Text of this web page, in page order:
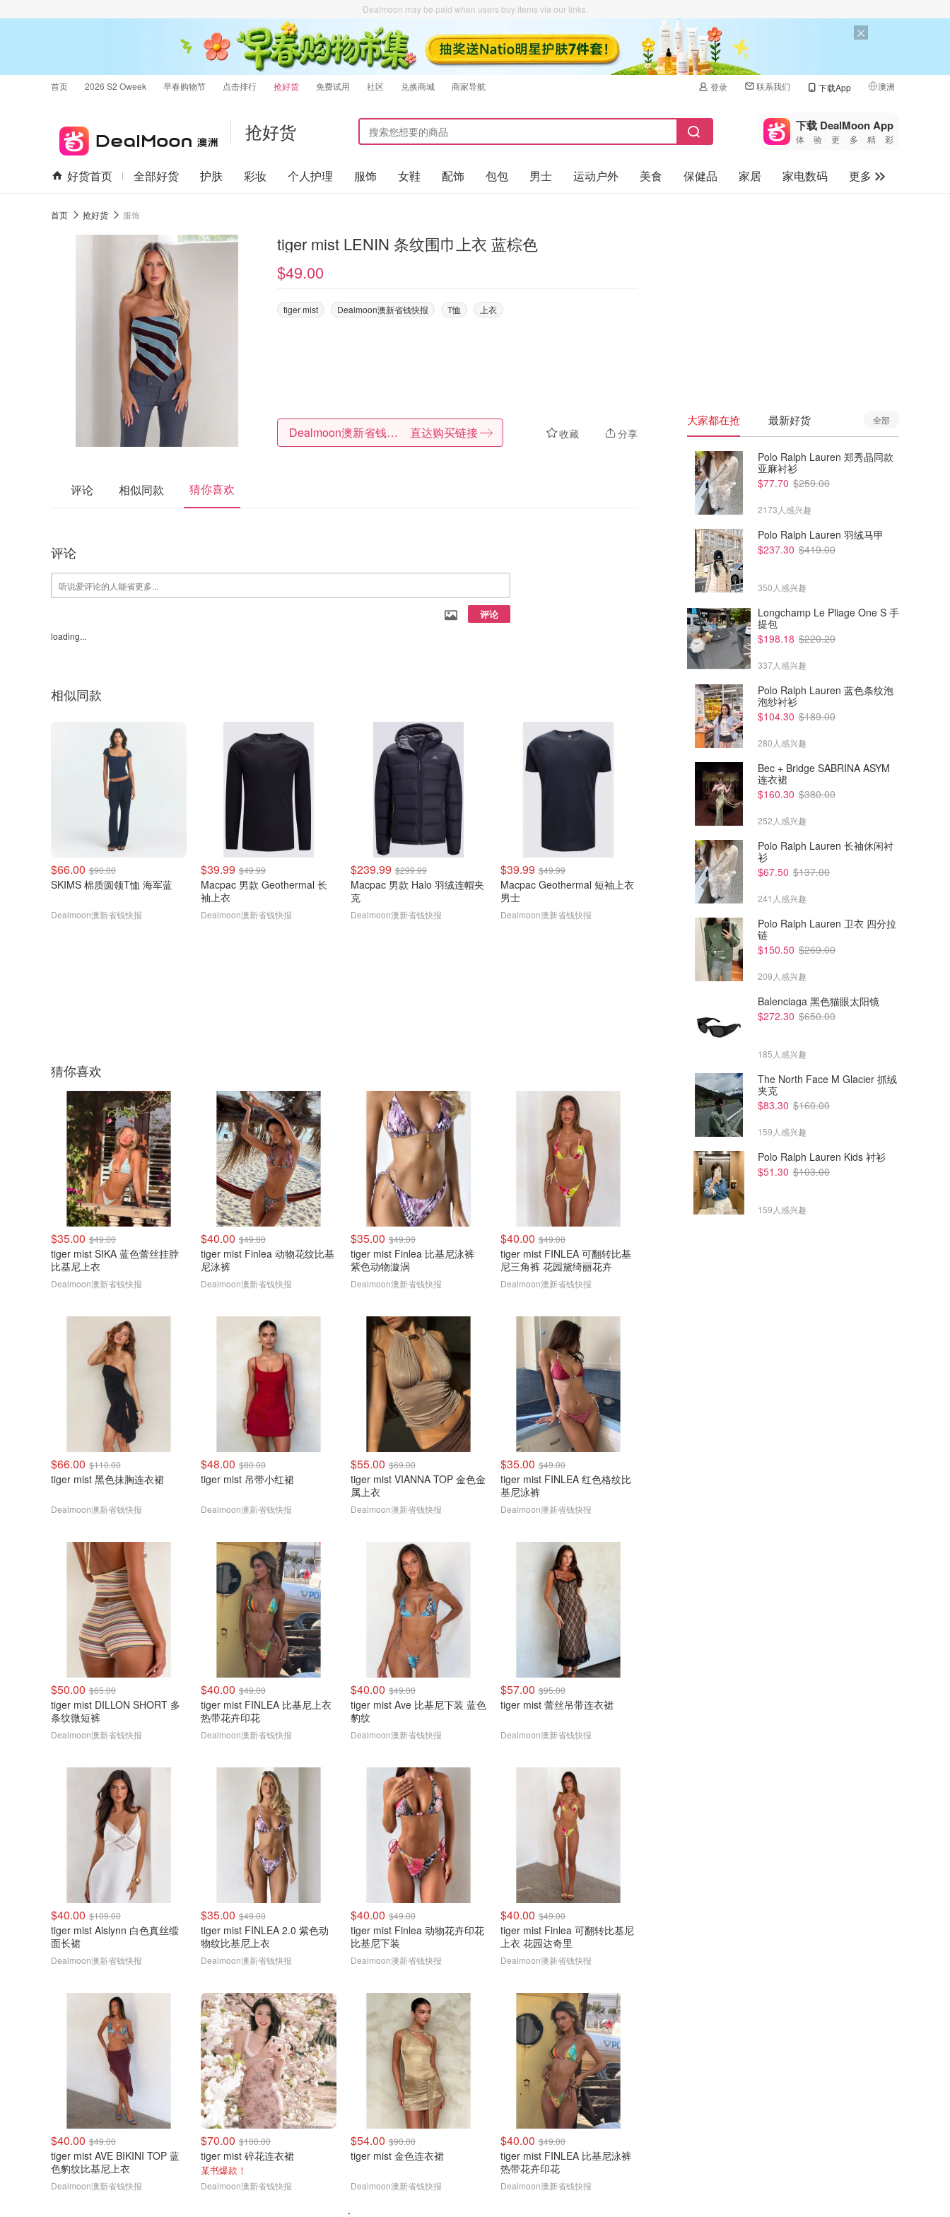
Dealmoon may be paid when users buy items via our links.
首页 2026 S2 Oweek 早春购物节 点击排行 抢好货 免费试用 社区 兑换商城 商家导航 登录 联系我们 下载App 澳洲
🇺🇸
🇨🇳 中国
🇨🇦加拿大
抢好货 下载 DealMoon App
体验更多精彩
好货首页 全部好货 护肤 彩妆 个人护理 服饰 女鞋 配饰 包包 男士 运动户外 美食 保健品 家居 家电数码
更多
首页 抢好货 服饰
tiger mist LENIN 条纹围巾上衣 蓝棕色
$49.00
tiger mist Dealmoon澳新省钱快报 T恤 上衣
收藏 分享
Dealmoon澳新省钱快报 直达购买链接
评论 相似同款 猜你喜欢
评论
评论
loading...
相似同款
$66.00 $90.00
SKIMS 棉质圆领T恤 海军蓝
Dealmoon澳新省钱快报
$39.99 $49.99
Macpac 男款 Geothermal 长
袖上衣
Dealmoon澳新省钱快报
$239.99 $299.99
Macpac 男款 Halo 羽绒连帽夹
克
Dealmoon澳新省钱快报
$39.99 $49.99
Macpac Geothermal 短袖上衣
男士
Dealmoon澳新省钱快报
$69.99
Macpac Eva 短袖T恤 女款
$63.99
猜你喜欢
$35.00 $49.00
tiger mist SIKA 蓝色蕾丝挂脖
比基尼上衣
Dealmoon澳新省钱快报
$40.00 $49.00
tiger mist Finlea 动物花纹比基
尼泳裤
Dealmoon澳新省钱快报
$35.00 $49.00
tiger mist Finlea 比基尼泳裤
紫色动物漩涡
Dealmoon澳新省钱快报
$40.00 $49.00
tiger mist FINLEA 可翻转比基
尼三角裤 花园黛绮丽花卉
Dealmoon澳新省钱快报
$66.00 $110.00
tiger mist 黑色抹胸连衣裙
Dealmoon澳新省钱快报
$48.00 $80.00
tiger mist 吊带小红裙
Dealmoon澳新省钱快报
$55.00 $69.00
tiger mist VIANNA TOP 金色金
属上衣
Dealmoon澳新省钱快报
$35.00 $49.00
tiger mist FINLEA 红色格纹比
基尼泳裤
Dealmoon澳新省钱快报
$50.00 $65.00
tiger mist DILLON SHORT 多
条纹微短裤
Dealmoon澳新省钱快报
$40.00 $49.00
tiger mist FINLEA 比基尼上衣
热带花卉印花
Dealmoon澳新省钱快报
$40.00 $49.00
tiger mist Ave 比基尼下装 蓝色
豹纹
Dealmoon澳新省钱快报
$57.00 $95.00
tiger mist 蕾丝吊带连衣裙
Dealmoon澳新省钱快报
$40.00 $109.00
tiger mist Aislynn 白色真丝缎
面长裙
Dealmoon澳新省钱快报
$35.00 $49.00
tiger mist FINLEA 2.0 紫色动
物纹比基尼上衣
Dealmoon澳新省钱快报
$40.00 $49.00
tiger mist Finlea 动物花卉印花
比基尼下装
Dealmoon澳新省钱快报
$40.00 $49.00
tiger mist Finlea 可翻转比基尼
上衣 花园达奇里
Dealmoon澳新省钱快报
$40.00 $49.00
tiger mist AVE BIKINI TOP 蓝
色豹纹比基尼上衣
Dealmoon澳新省钱快报
$70.00 $100.00
tiger mist 碎花连衣裙
某书爆款！
Dealmoon澳新省钱快报
$54.00 $90.00
tiger mist 金色连衣裙
Dealmoon澳新省钱快报
$40.00 $49.00
tiger mist FINLEA 比基尼泳裤
热带花卉印花
Dealmoon澳新省钱快报
大家都在抢 最新好货 全部
Polo Ralph Lauren 郑秀晶同款
亚麻衬衫
$77.70 $259.00
2173人感兴趣
Polo Ralph Lauren 羽绒马甲
$237.30 $419.00
350人感兴趣
Longchamp Le Pliage One S 手
提包
$198.18 $220.20
337人感兴趣
Polo Ralph Lauren 蓝色条纹泡
泡纱衬衫
$104.30 $189.00
280人感兴趣
Bec + Bridge SABRINA ASYM
连衣裙
$160.30 $380.00
252人感兴趣
Polo Ralph Lauren 长袖休闲衬
衫
$67.50 $137.00
241人感兴趣
Polo Ralph Lauren 卫衣 四分拉
链
$150.50 $269.00
209人感兴趣
Balenciaga 黑色猫眼太阳镜
$272.30 $650.00
185人感兴趣
The North Face M Glacier 抓绒
夹克
$83.30 $160.00
159人感兴趣
Polo Ralph Lauren Kids 衬衫
$51.30 $103.00
159人感兴趣